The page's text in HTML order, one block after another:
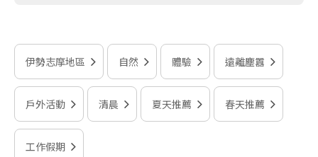
伊勢志摩地區 自然 體驗 遠離塵囂
戶外活動 清晨 夏天推薦 春天推薦
工作假期